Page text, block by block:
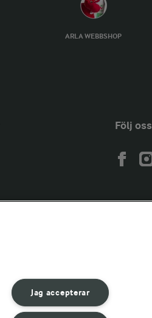
ARLA WEBBSHOP
Följ oss
Jag accepterar